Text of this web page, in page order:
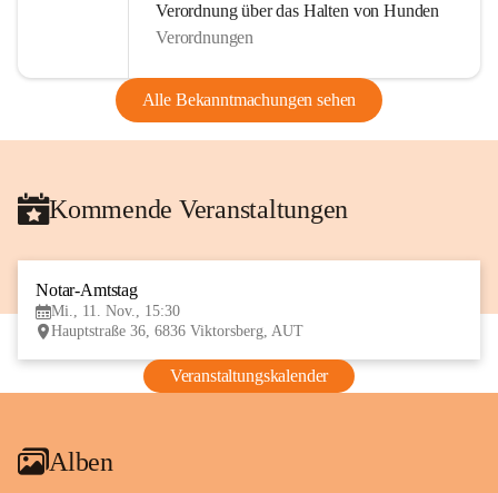
Verordnung über das Halten von Hunden
Verordnungen
Alle Bekanntmachungen sehen
Kommende Veranstaltungen
Notar-Amtstag
Mi., 11. Nov., 15:30
Hauptstraße 36, 6836 Viktorsberg, AUT
Veranstaltungskalender
Alben